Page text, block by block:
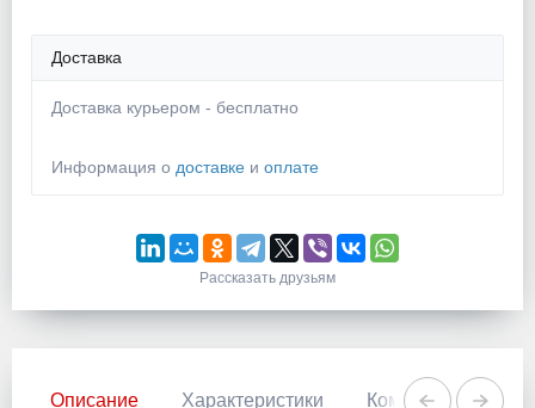
Доставка
Доставка курьером - бесплатно
Информация о доставке и оплате
Рассказать друзьям
Описание Характеристики Комментарии